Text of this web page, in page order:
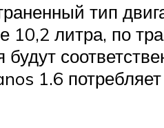
тип
10,2 литра, по
1.6